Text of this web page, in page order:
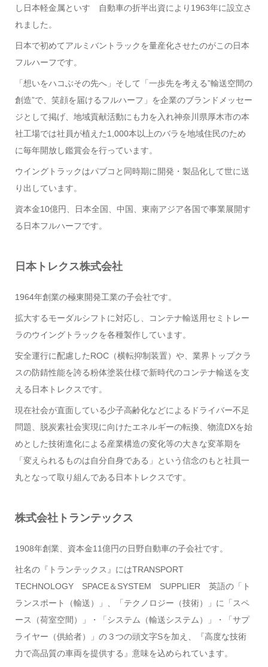
し日本軽金属といすゞ自動車の折半出資により1963年に設立さ
れました。
日本で初めてアルミバントラックを量産化させたのがこの日本
フルハーフです。
「想いをハコぶその先へ」そして「一歩先を考える”輸送空間の
創造”で、笑顔を届けるフルハーフ」を企業のブランドメッセー
ジとして掲げ、地域貢献活動にも力を入れ神奈川県厚木市の本
社工場では社員が植えた1,000本以上のバラを地域住民のため
に毎年開放し鑑賞会を行っています。
ウイングトラックはパブコと同時期に開発・製品化して世に送
り出しています。
資本金10億円、日本全国、中国、東南アジア各国で事業展開す
る日本フルハーフです。
日本トレクス株式会社
1964年創業の極東開発工業の子会社です。
拡大するモーダルシフトに対応し、コンテナ輸送用セミトレー
ラのウイングトラックを各種製作しています。
安全運行に配慮したROC（横転抑制装置）や、業界トップクラ
スの防錆性能を誇る粉体塗装仕様で新時代のコンテナ輸送を支
える日本トレクスです。
現在社会が直面している少子高齢化などによるドライバー不足
問題、脱炭素社会実現に向けたエネルギーの転換、物流DXを始
めとした技術進化による産業構造の変化等の大きな変革期を
「変えられるものは自分自身である」という信念のもと社員一
丸となって取り組んである日本トレクスです。
株式会社トランテックス
1908年創業、資本金11億円の日野自動車の子会社です。
社名の『トランテックス』にはTRANSPORT
TECHNOLOGY SPACE＆SYSTEM SUPPLIER 英語の「ト
ランスポート（輸送）」、「テクノロジー（技術）」に「スペ
ース（荷室空間）」・「システム（輸送システム）」・「サプ
ライヤー（供給者）」の３つの頭文字Sを加え、『高度な技術
力で高品質の車両を提供する』意味を込められています。